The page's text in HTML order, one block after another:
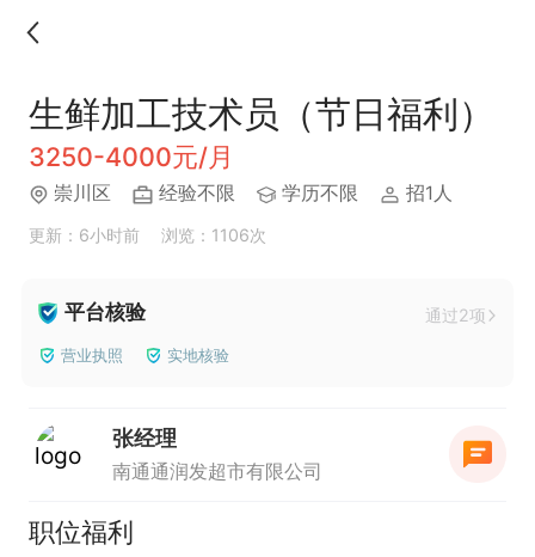
生鲜加工技术员（节日福利）
3250-4000元/月
崇川区 经验不限 学历不限 招1人
更新：6小时前 浏览：1106次
平台核验 通过2项
营业执照 实地核验
张经理
南通通润发超市有限公司
职位福利